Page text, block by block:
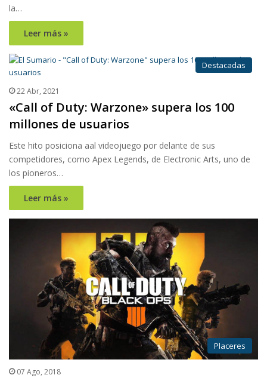
la…
Leer más »
Destacadas
22 Abr, 2021
«Call of Duty: Warzone» supera los 100
millones de usuarios
Este hito posiciona aal videojuego por delante de sus
competidores, como Apex Legends, de Electronic Arts, uno de
los pioneros…
Leer más »
Placeres
07 Ago, 2018